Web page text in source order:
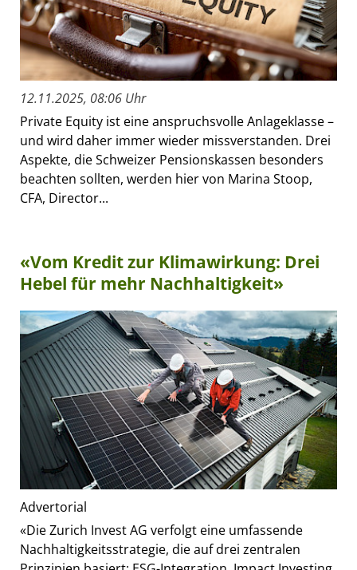
12.11.2025, 08:06 Uhr
Private Equity ist eine anspruchsvolle Anlageklasse –
und wird daher immer wieder missverstanden. Drei
Aspekte, die Schweizer Pensionskassen besonders
beachten sollten, werden hier von Marina Stoop,
CFA, Director...
«Vom Kredit zur Klimawirkung: Drei
Hebel für mehr Nachhaltigkeit»
Advertorial
«Die Zurich Invest AG verfolgt eine umfassende
Nachhaltigkeitsstrategie, die auf drei zentralen